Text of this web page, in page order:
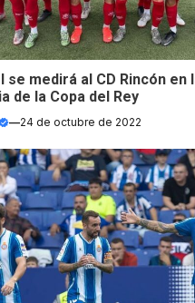
se medirá al CD Rincón en
de la Copa del Rey
—24 de octubre de 2022